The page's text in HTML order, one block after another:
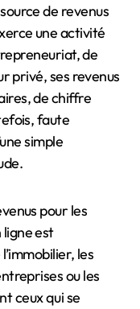
de revenus
une activité
de
privé, ses revenus
de chiffre
faute
simple
pour les
ligne est
les
ou les
ceux qui se